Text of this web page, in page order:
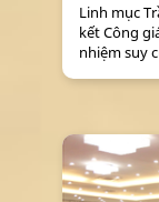
Linh mục
kết Công
nhiệm suy